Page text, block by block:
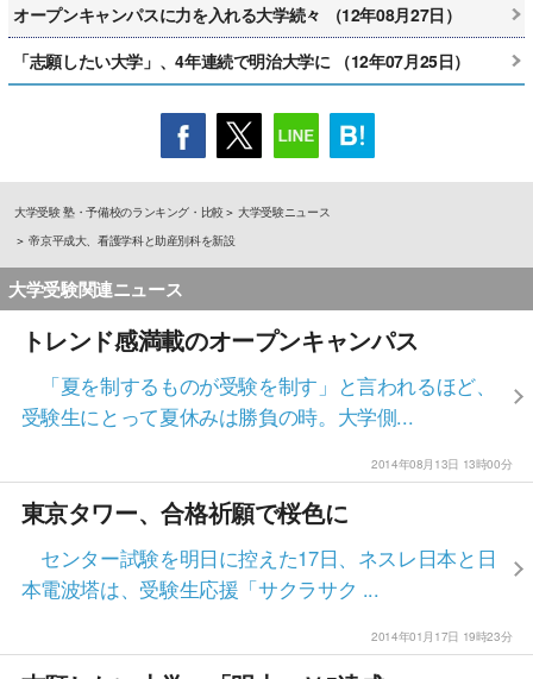
オープンキャンパスに力を入れる大学続々 （12年08月27日）
「志願したい大学」、4年連続で明治大学に （12年07月25日）
大学受験 塾・予備校のランキング・比較
大学受験ニュース
帝京平成大、看護学科と助産別科を新設
大学受験関連ニュース
トレンド感満載のオープンキャンパス
「夏を制するものが受験を制す」と言われるほど、
受験生にとって夏休みは勝負の時。大学側...
2014年08月13日 13時00分
東京タワー、合格祈願で桜色に
センター試験を明日に控えた17日、ネスレ日本と日
本電波塔は、受験生応援「サクラサク ...
2014年01月17日 19時23分